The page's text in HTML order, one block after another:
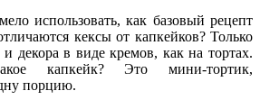
использовать, как базовый рецепт
кексы от капкейков? Только
декора в виде кремов, как на тортах.
капкейк? Это мини-тортик,
порцию.